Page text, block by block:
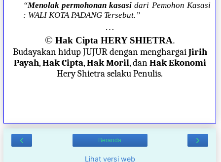
“Menolak permohonan kasasi dari Pemohon Kasasi
: WALI KOTA PADANG Tersebut.”
…
© Hak Cipta HERY SHIETRA.
Budayakan hidup JUJUR dengan menghargaiJirih
Payah,Hak Cipta,Hak Moril, danHak Ekonomi
Hery Shietra selaku Penulis.
‹ ›
Beranda
Lihat versi web